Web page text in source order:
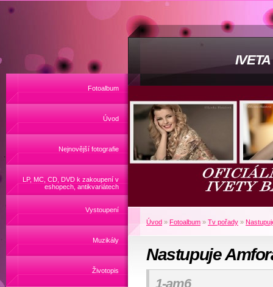
Fotoalbum
Úvod
Nejnovější fotografie
LP, MC, CD, DVD k zakoupení v
eshopech, antikvariátech
Vystoupení
Muzikály
Životopis
Úvod » Fotoalbum » Tv pořady »
Nastupuje
1-am6